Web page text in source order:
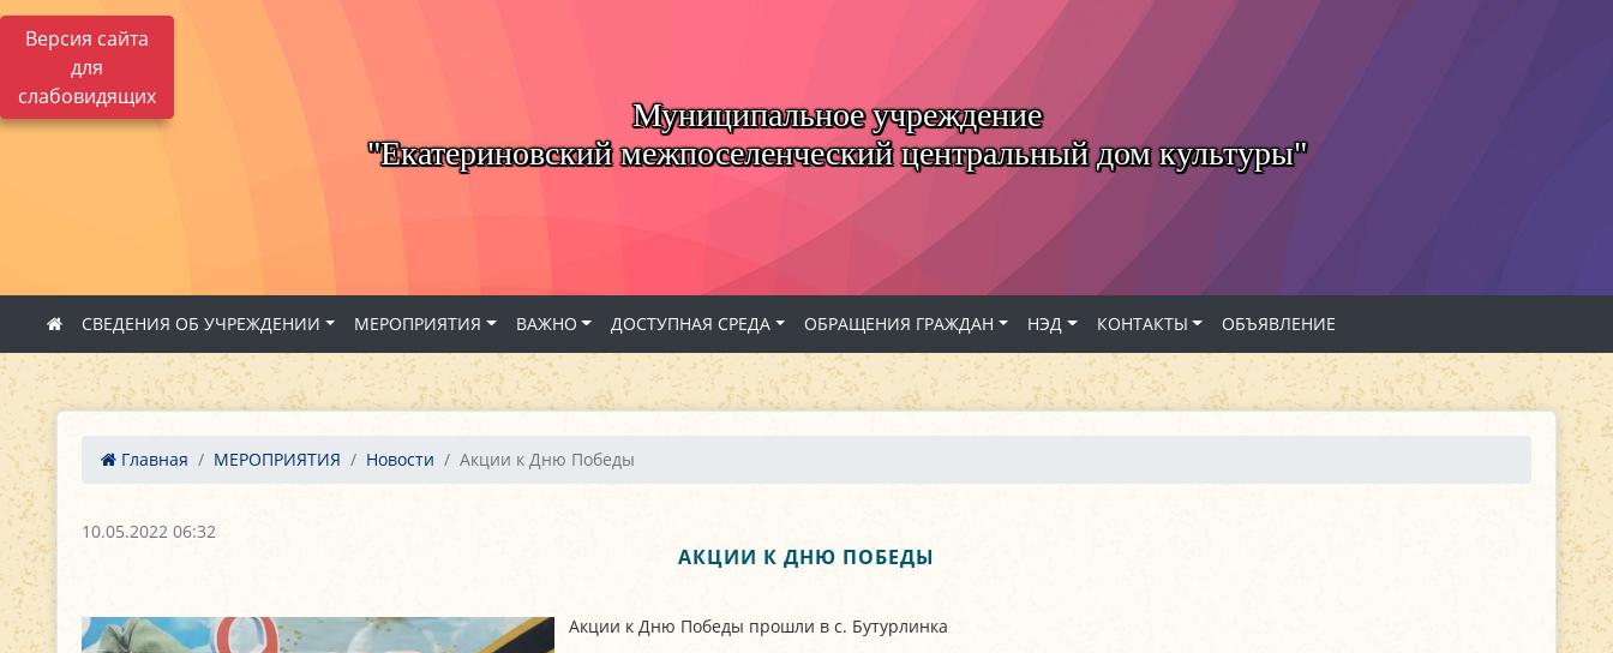
Версия сайта
для
слабовидящих
Муниципальное учреждение
"Екатериновский межпоселенческий центральный дом культуры"
СВЕДЕНИЯ ОБ УЧРЕЖДЕНИИ МЕРОПРИЯТИЯ ВАЖНО ДОСТУПНАЯ СРЕДА ОБРАЩЕНИЯ ГРАЖДАН НЭД КОНТАКТЫ ОБЪЯВЛЕНИЕ
Главная МЕРОПРИЯТИЯ Новости Акции к Дню Победы
10.05.2022 06:32
АКЦИИ К ДНЮ ПОБЕДЫ
Акции к Дню Победы прошли в с. Бутурлинка